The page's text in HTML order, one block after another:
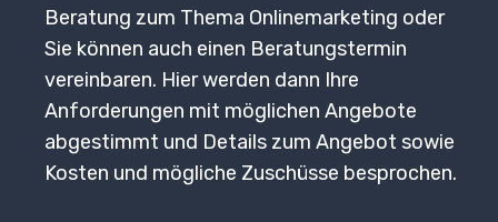
Beratung zum Thema Onlinemarketing oder
Sie können auch einen Beratungstermin
vereinbaren. Hier werden dann Ihre
Anforderungen mit möglichen Angebote
abgestimmt und Details zum Angebot sowie
Kosten und mögliche Zuschüsse besprochen.